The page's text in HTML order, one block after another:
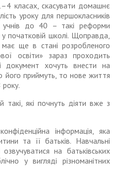
класах, скасувати домашнє
уроку для першокласників
до 40 – такі реформи
початковій школі. Щоправда,
має ще в стані розробленого
освіти» зараз проходить
документ хочуть внести на
його приймуть, то нове життя
які почнуть діяти вже з
інформація, яка
та її батьків. Навчальні
на батьківсь­ких
у вигляді різноманітних